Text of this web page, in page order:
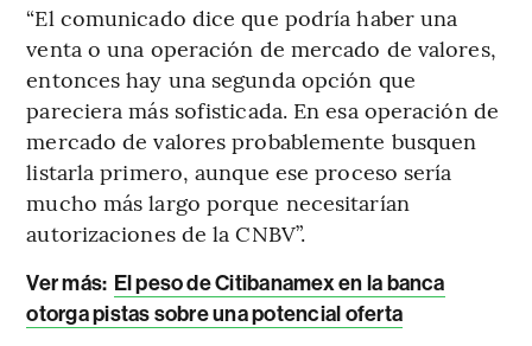
“El comunicado dice que podría haber una
venta o una operación de mercado de valores,
entonces hay una segunda opción que
pareciera más sofisticada. En esa operación de
mercado de valores probablemente busquen
listarla primero, aunque ese proceso sería
mucho más largo porque necesitarían
autorizaciones de la CNBV”.
Ver más: El peso de Citibanamex en la banca
otorga pistas sobre una potencial oferta